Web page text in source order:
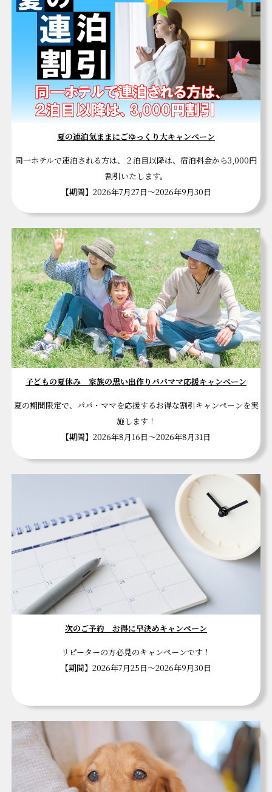
夏の連泊気ままにごゆっくり大キャンペーン
同一ホテルで連泊される方は、２泊目以降は、宿泊料金から3,000円
割引いたします。
【期間】2026年7月27日～2026年9月30日
子どもの夏休み 家族の思い出作りパパママ応援キャンペーン
夏の期間限定で、パパ・ママを応援するお得な割引キャンペーンを実
施します！
【期間】2026年8月16日～2026年8月31日
次のご予約 お得に早決めキャンペーン
リピーターの方必見のキャンペーンです！
【期間】2026年7月25日～2026年9月30日